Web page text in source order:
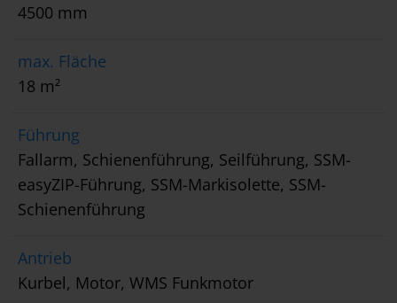
4500 mm
max. Fläche
18 m²
Führung
Fallarm, Schienenführung, Seilführung, SSM-
easyZIP-Führung, SSM-Markisolette, SSM-
Schienenführung
Antrieb
Kurbel, Motor, WMS Funkmotor